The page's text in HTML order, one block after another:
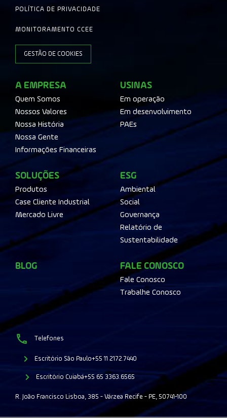
POLÍTICA DE PRIVACIDADE
MONITORAMENTO CCEE
GESTÃO DE COOKIES
A EMPRESA
Quem Somos
Nossos Valores
Nossa História
Nossa Gente
Informações Financeiras
USINAS
Em operação
Em desenvolvimento
PAEs
SOLUÇÕES
Produtos
Case Cliente Industrial
Mercado Livre
ESG
Ambiental
Social
Governança
Relatório de
Sustentabilidade
BLOG FALE CONOSCO
Fale Conosco
Trabalhe Conosco
Telefones
Escritório São Paulo+55 11 2172.7440
Escritório Cuiabá+55 65 3363.6565
R. João Francisco Lisboa, 385 - Várzea Recife - PE, 50741-100